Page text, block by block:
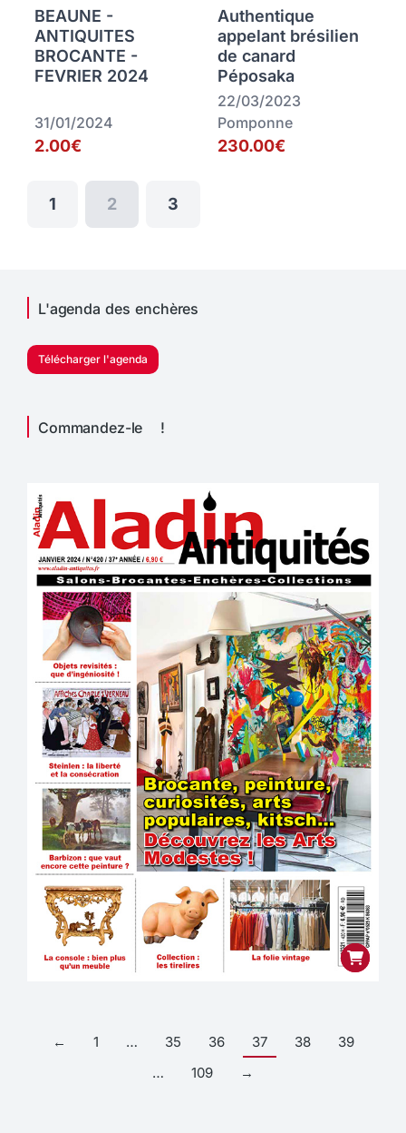
BEAUNE -
ANTIQUITES
BROCANTE -
FEVRIER 2024
31/01/2024
2.00€
Authentique
appelant brésilien
de canard
Péposaka
22/03/2023
Pomponne
230.00€
1 2 3
L'agenda des enchères
Télécharger l'agenda
Commandez-le !
← 1 … 35 36 37 38
39
…
109 →